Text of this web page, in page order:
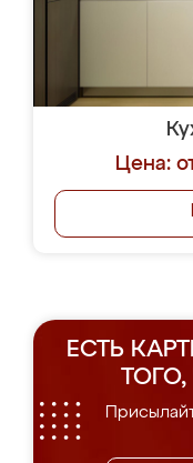
Цена:
ЕСТЬ